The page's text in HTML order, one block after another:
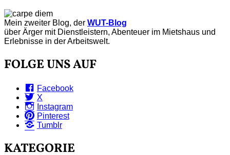
Mein zweiter Blog, der WUT-Blog
über Ärger mit Dienstleistern, Abenteuer im Mietshaus und
Erlebnisse in der Arbeitswelt.
FOLGE UNS AUF
Facebook
X
Instagram
Pinterest
Tumblr
KATEGORIE